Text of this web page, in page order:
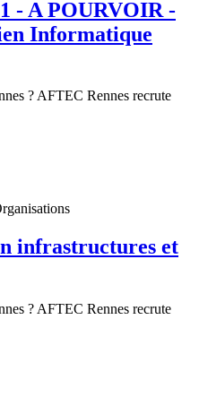
- A POURVOIR -
Informatique
? AFTEC Rennes recrute
infrastructures et
? AFTEC Rennes recrute